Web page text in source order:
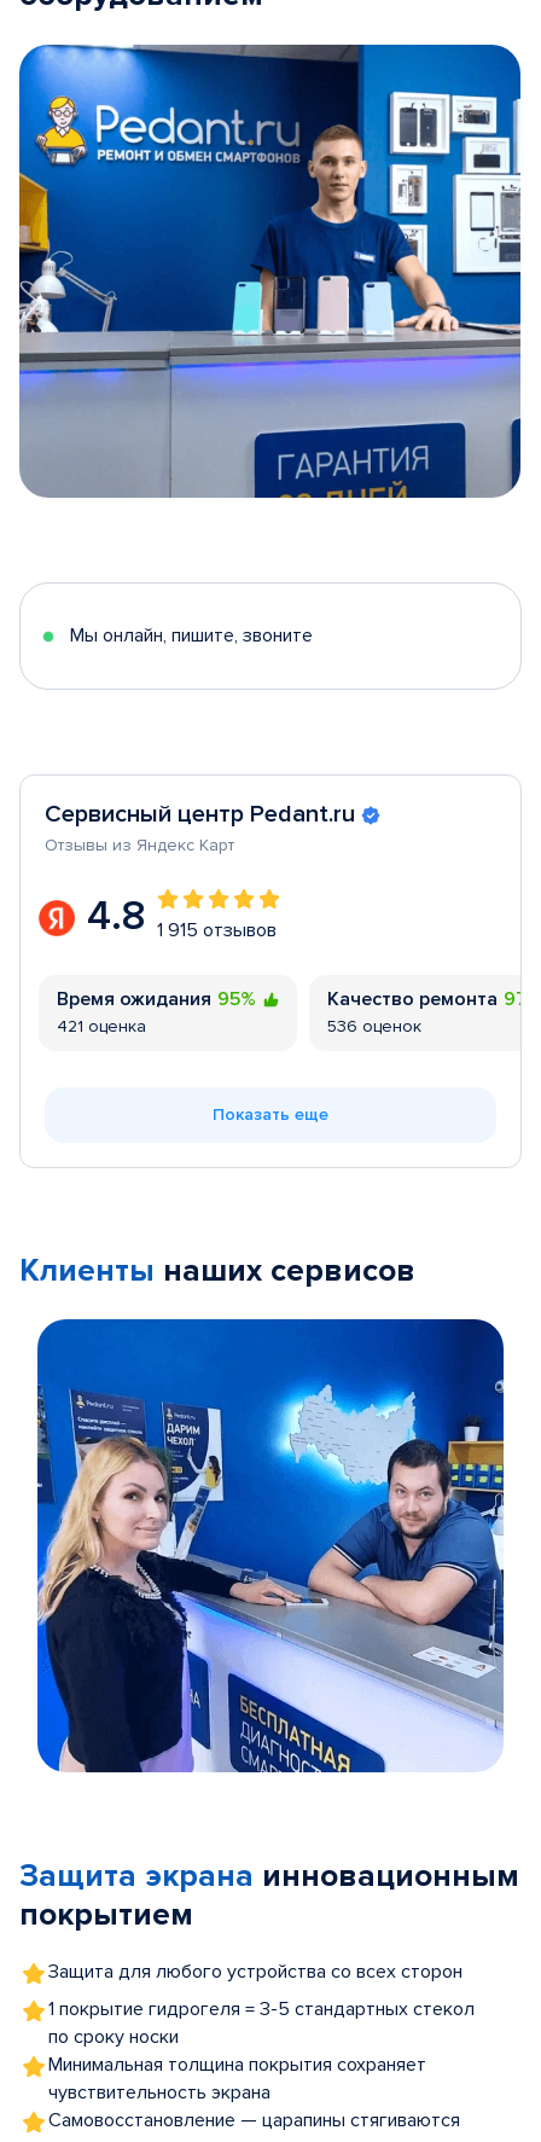
5
Мы онлайн, пишите, звоните
Сервисный центр Pedant.ru
Отзывы из Яндекс Карт
4.8 1 915 отзывов
Время ожидания 95%
421 оценка
Качество ремонта
536 оценок
Показать еще
Клиенты наших сервисов
5
Защита экрана инновационным
покрытием
Защита для любого устройства со всех сторон
1 покрытие гидрогеля = 3-5 стандартных стекол
по сроку носки
Минимальная толщина покрытия сохраняет
чувствительность экрана
Самовосстановление — царапины стягиваются